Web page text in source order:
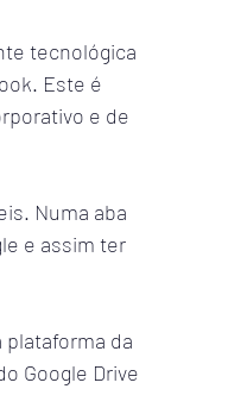
tecnológica
Este é
e de
Numa aba
e assim ter
da
Google Drive